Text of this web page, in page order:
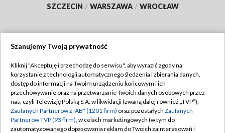
SZCZECIN / WARSZAWA / WROCŁAW
TVP
Abonament TVP
Emisja w TVP
Centrum informacji TVP
Regulamin TVP
Polityka prywatności
Moje zgody
Szanujemy Twoją prywatność
Kliknij "Akceptuję i przechodzę do serwisu", aby wyrazić zgody na
korzystanie z technologii automatycznego śledzenia i zbierania danych,
dostęp do informacji na Twoim urządzeniu końcowym i ich
przechowywanie oraz na przetwarzanie Twoich danych osobowych przez
nas, czyli Telewizję Polską S.A. w likwidacji (zwaną dalej również „TVP”),
Zaufanych Partnerów z IAB* (1201 firm) oraz pozostałych Zaufanych
Partnerów TVP (93 firm), w celach marketingowych (w tym do
zautomatyzowanego dopasowania reklam do Twoich zainteresowań i